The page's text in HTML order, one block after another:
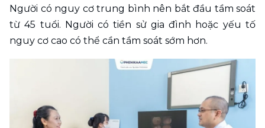
Người có nguy cơ trung bình nên bắt đầu tầm soát
từ 45 tuổi. Người có tiền sử gia đình hoặc yếu tố
nguy cơ cao có thể cần tầm soát sớm hơn.